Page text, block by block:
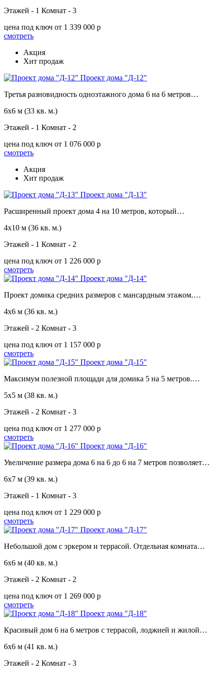
Этажей - 1 Комнат - 3
цена под ключ от 1 339 000 p
смотреть
Акция
Хит продаж
Проект дома "Д-12"
Третья разновидность одноэтажного дома 6 на 6 метров…
6х6 м (33 кв. м.)
Этажей - 1 Комнат - 2
цена под ключ от 1 076 000 p
смотреть
Акция
Хит продаж
Проект дома "Д-13"
Расширенный проект дома 4 на 10 метров, который…
4х10 м (36 кв. м.)
Этажей - 1 Комнат - 2
цена под ключ от 1 226 000 p
смотреть
Проект дома "Д-14"
Проект домика средних размеров с мансардным этажом.…
4х6 м (36 кв. м.)
Этажей - 2 Комнат - 3
цена под ключ от 1 157 000 p
смотреть
Проект дома "Д-15"
Максимум полезной площади для домика 5 на 5 метров.…
5х5 м (38 кв. м.)
Этажей - 2 Комнат - 3
цена под ключ от 1 277 000 p
смотреть
Проект дома "Д-16"
Увеличение размера дома 6 на 6 до 6 на 7 метров позволяет…
6х7 м (39 кв. м.)
Этажей - 1 Комнат - 3
цена под ключ от 1 229 000 p
смотреть
Проект дома "Д-17"
Небольшой дом с эркером и террасой. Отдельная комната…
6х6 м (40 кв. м.)
Этажей - 2 Комнат - 2
цена под ключ от 1 269 000 p
смотреть
Проект дома "Д-18"
Красивый дом 6 на 6 метров c террасой, лоджией и жилой…
6х6 м (41 кв. м.)
Этажей - 2 Комнат - 3